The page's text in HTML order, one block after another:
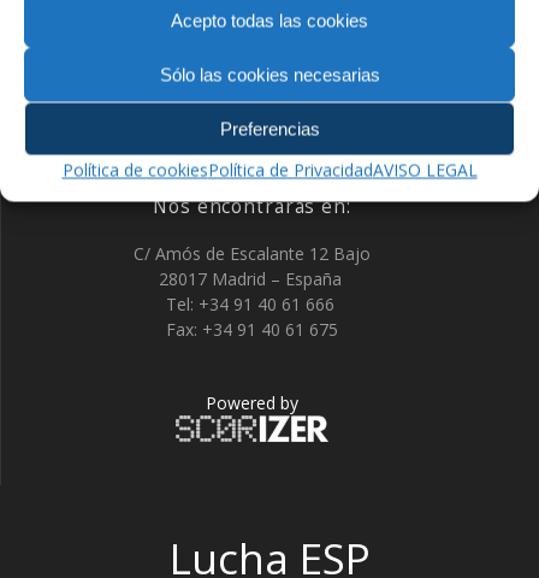
Acepto todas las cookies
Sólo las cookies necesarias
Preferencias
Política de cookiesPolítica de PrivacidadAVISO LEGAL
NextGenerationEU
Nos encontrarás en:
C/ Amós de Escalante 12 Bajo
28017 Madrid – España
Tel: +34 91 40 61 666
Fax: +34 91 40 61 675
Powered by
Lucha ESP